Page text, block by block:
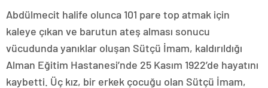
Abdülmecit halife olunca 101 pare top atmak için
kaleye çıkan ve barutun ateş alması sonucu
vücudunda yanıklar oluşan Sütçü İmam, kaldırıldığı
Alman Eğitim Hastanesi’nde 25 Kasım 1922’de hayatını
kaybetti. Üç kız, bir erkek çocuğu olan Sütçü İmam,